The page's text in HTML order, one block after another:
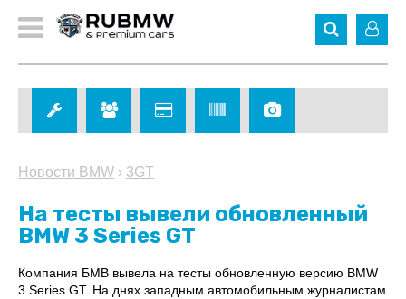
Новости BMW › 3GT
На тесты вывели обновленный
BMW 3 Series GT
Компания БМВ вывела на тесты обновленную версию BMW
3 Series GT. На днях западным автомобильным журналистам